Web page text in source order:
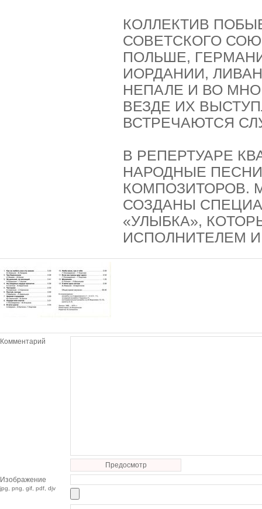
КОЛЛЕКТИВ
СОВЕТСКОГО
ПОЛЬШЕ,
ИОРДАНИИ,
НЕПАЛЕ И ВО
ВЕЗДЕ ИХ
ВСТРЕЧАЮТСЯ
В РЕПЕРТУАРЕ
НАРОДНЫЕ
КОМПОЗИТОРОВ.
СОЗДАНЫ
«УЛЫБКА»,
ИСПОЛНИТЕЛЕМ
Комментарий
Предосмотр
Изображение
jpg, png, gif, pdf, djv